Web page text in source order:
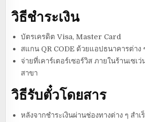
วิธีชำระเงิน
บัตรเครดิต Visa, Master Card
สแกน QR CODE ด้วยแอปธนาคารต่าง
จ่ายที่เคาร์เตอร์เซอร์วิส ภายในร้านเซเ
สาขา
วิธีรับตั๋วโดยสาร
หลังจากชำระเงินผ่านช่องทางต่าง ๆ สำ